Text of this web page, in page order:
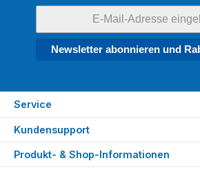
Newsletter abonnieren und
Service
Kundensupport
Produkt- & Shop-Informationen